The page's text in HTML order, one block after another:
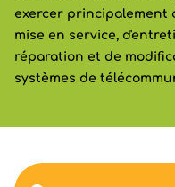
exercer principalement
mise en service,
réparation et de
systèmes de